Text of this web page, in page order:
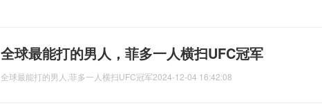
全球最能打的男人，菲多一人横扫UFC冠军
全球最能打的男人,菲多一人横扫UFC冠军2024-12-04 16:42:08